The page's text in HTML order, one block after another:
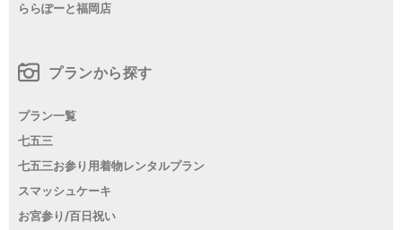
ららぽーと福岡店
プランから探す
プラン一覧
七五三
七五三お参り用着物レンタルプラン
スマッシュケーキ
お宮参り/百日祝い